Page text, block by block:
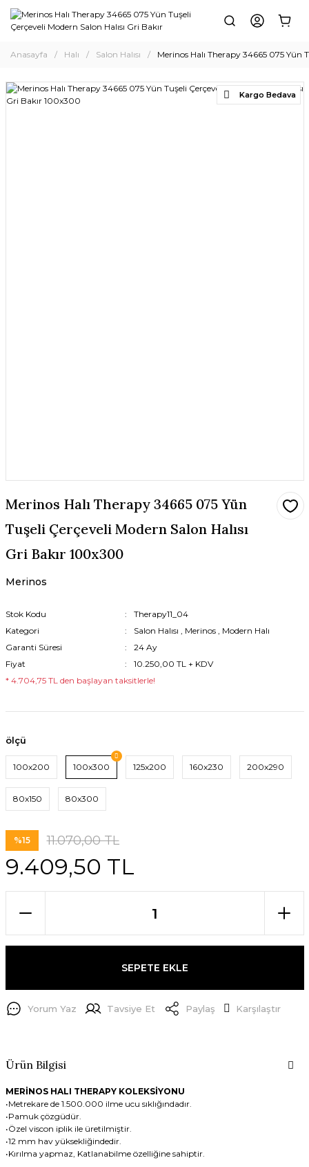
Anasayfa Halı Salon Halısı Merinos Halı Therapy 34665 075 Yün
Kargo Bedava
Merinos Halı Therapy 34665 075 Yün
Tuşeli Çerçeveli Modern Salon Halısı
Gri Bakır 100x300
Merinos
Stok Kodu
Therapy11_04
Kategori
Salon Halısı , Merinos , Modern Halı
Garanti Süresi
24 Ay
Fiyat
10.250,00 TL + KDV
* 4.704,75 TL den başlayan taksitlerle!
ölçü
100x200 100x300 125x200 160x230 200x290
80x150 80x300
%15 11.070,00 TL
9.409,50 TL
SEPETE EKLE
Yorum Yaz Tavsiye Et Paylaş Karşılaştır
Ürün Bilgisi
MERİNOS HALI THERAPY KOLEKSİYONU
•Metrekare de 1.500.000 ilme ucu sıklığındadır.
•Pamuk çözgüdür.
•Özel viscon iplik ile üretilmiştir.
•12 mm hav yüksekliğindedir.
•Kırılma yapmaz, Katlanabilme özelliğine sahiptir.